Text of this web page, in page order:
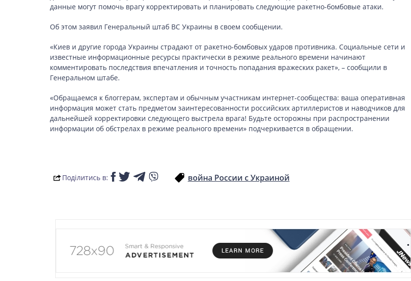
СПОРТ
LIFESTYLE
данные могут помочь врагу корректировать и планировать следующие ракетно-бомбовые атаки.
Об этом заявил Генеральный штаб ВС Украины в своем сообщении.
«Киев и другие города Украины страдают от ракетно-бомбовых ударов противника. Социальные сети и
известные информационные ресурсы практически в режиме реального времени начинают
комментировать последствия впечатления и точность попадания вражеских ракет», – сообщили в
Генеральном штабе.
«Обращаемся к блоггерам, экспертам и обычным участникам интернет-сообщества: ваша оперативная
информация может стать предметом заинтересованности российских артиллеристов и наводчиков для
дальнейшей корректировки следующего выстрела врага! Будьте осторожны при распространении
информации об обстрелах в режиме реального времени» подчеркивается в обращении.
Поділитись в: война России с Украиной